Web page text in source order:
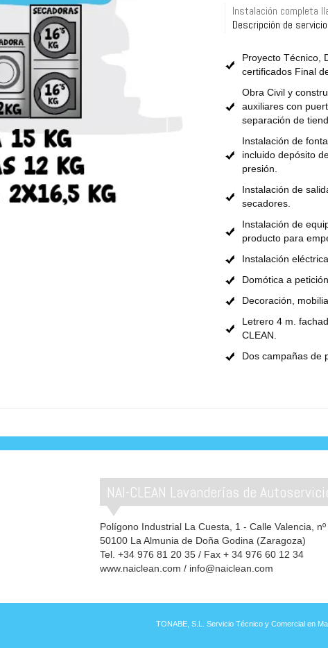
Instalación completa
Descripción de
Proyecto Técnico,
certificados Final
Obra Civil y
auxiliares con
separación de
Instalación de
incluido depósito
presión.
Instalación de
secadores.
Instalación de
producto para
Instalación eléctrica.
Domótica a
Decoración,
Letrero 4 m.
CLEAN.
Dos campañas de
NAI-CLEAN Lavanderías de
Polígono Industrial La Cuesta, 1 - Calle Valencia, nº
50100 La Almunia de Doña Godina (Zaragoza)
Tel. +34 976 81 20 35 / Fax + 34 976 60 12 34
www.naiclean.com / info@naiclean.com
TONABE, S.L. Servicio Técnico y Comercial en